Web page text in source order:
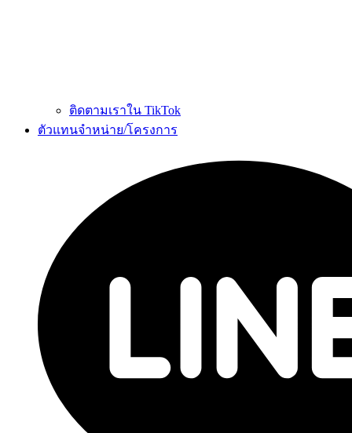
ติดตามเราใน TikTok
ตัวแทนจำหน่าย/โครงการ